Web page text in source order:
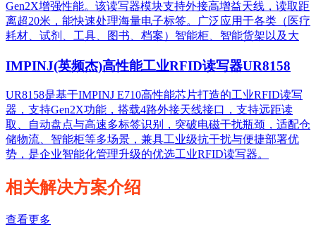
Gen2X增强性能。该读写器模块支持外接高增益天线，读取距
离超20米，能快速处理海量电子标签。广泛应用于各类（医疗
耗材、试剂、工具、图书、档案）智能柜、智能货架以及大
IMPINJ(英频杰)高性能工业RFID读写器UR8158
UR8158是基于IMPINJ E710高性能芯片打造的工业RFID读写
器，支持Gen2X功能，搭载4路外接天线接口，支持远距读
取、自动盘点与高速多标签识别，突破电磁干扰瓶颈，适配仓
储物流、智能柜等多场景，兼具工业级抗干扰与便捷部署优
势，是企业智能化管理升级的优选工业RFID读写器。
相关解决方案介绍
查看更多